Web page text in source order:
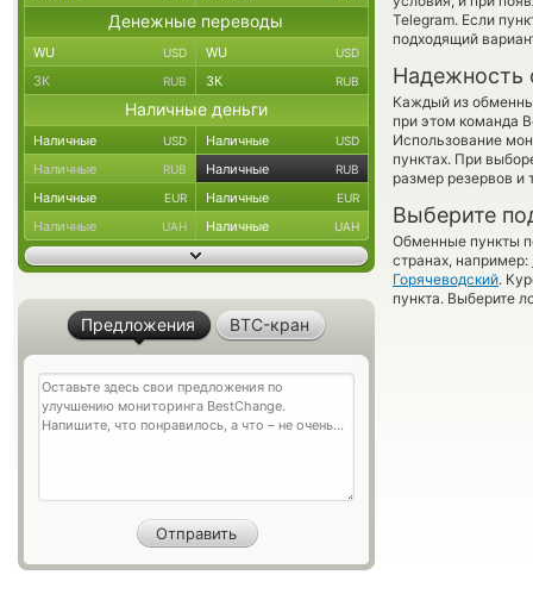
Telegram. Если
подходящий
Надежность
Каждый из
при этом команда
Использование
пунктах. При
размер резервов и
Выберите
Обменные пункты
странах, например:
Горячеводский.
пункта. Выберите
Денежные переводы
WU USD WU USD
ЗК RUB ЗК RUB
Наличные деньги
Наличные USD Наличные USD
Наличные RUB Наличные RUB
Наличные EUR Наличные EUR
Наличные UAH Наличные UAH
Предложения BTC-кран